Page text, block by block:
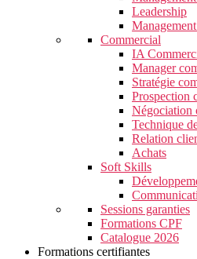
Leadership
Commercial
IA
Manager
Stratégie
Prospection
Négociation
Technique
Relation
Achats
Soft Skills
Sessions garanties
Formations CPF
Catalogue 2026
Formations certifiantes